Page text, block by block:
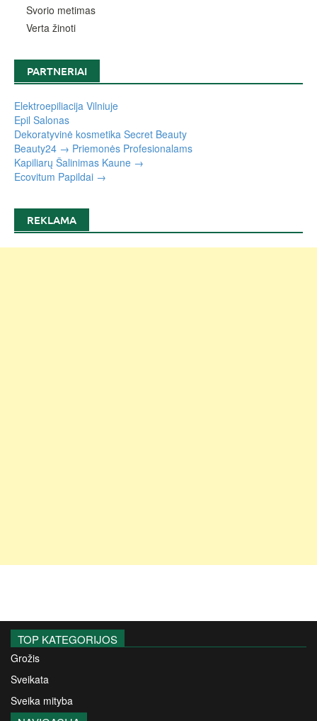
Svorio metimas
Verta žinoti
PARTNERIAI
Elektroepiliacija Vilniuje
Epil Salonas
Dekoratyvinė kosmetika Secret Beauty
Beauty24 → Priemonės Profesionalams
Kapiliarų Šalinimas Kaune →
Ecovitum Papildai →
REKLAMA
TOP KATEGORIJOS
Grožis
Sveikata
Sveika mityba